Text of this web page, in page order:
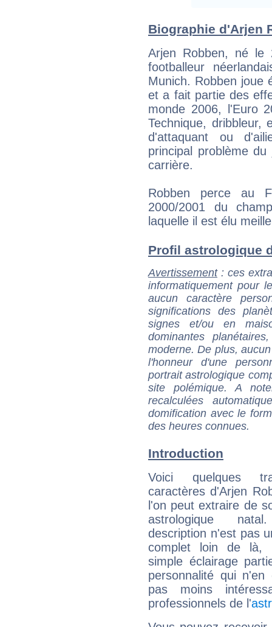
Biographie d'Arjen
Arjen Robben, né
footballeur
Munich. Robben joue
et a fait partie des
monde 2006, l'Euro
Technique, dribbleur,
d'attaquant ou
principal problème
carrière.
Robben perce au
2000/2001 du
laquelle il est élu
Profil astrologique
Avertissement: ces
informatiquement pour
aucun caractère
significations des
signes et/ou en
dominantes
moderne. De plus,
l'honneur d'une
portrait astrologique
site polémique. A
recalculées
domification avec le
des heures connues.
Introduction
Voici quelques
caractères d'Arjen
l'on peut extraire de
astrologique
description n'est pas
complet loin de là,
simple éclairage
personnalité qui n'en
pas moins
professionnels de l'